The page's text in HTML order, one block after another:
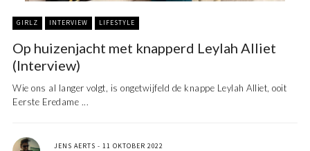
GIRLZ INTERVIEW LIFESTYLE
Op huizenjacht met knapperd Leylah Alliet
(Interview)
Wie ons al langer volgt, is ongetwijfeld de knappe Leylah Alliet, ooit
Eerste Eredame ...
JENS AERTS 11 OKTOBER 2022